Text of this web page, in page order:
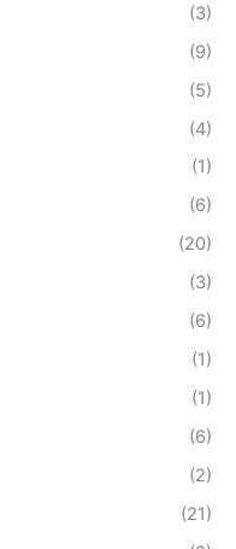
(3)
(9)
(5)
(4)
(1)
(6)
(20)
(3)
(6)
(1)
(1)
(6)
(2)
(21)